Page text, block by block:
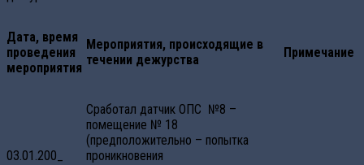
Дата, время
проведения
мероприятия
Мероприятия, происходящие в
течении дежурства
Примечание
03.01.200_
Сработал датчик ОПС №8 –
помещение № 18
(предположительно – попытка
проникновения